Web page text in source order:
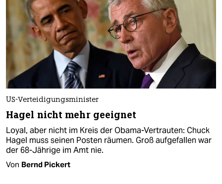
US-Verteidigungsminister
Hagel nicht mehr geeignet
Loyal, aber nicht im Kreis der Obama-Vertrauten: Chuck
Hagel muss seinen Posten räumen. Groß aufgefallen war
der 68-Jährige im Amt nie.
Von Bernd Pickert